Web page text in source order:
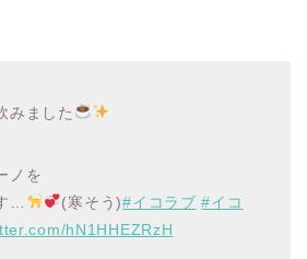
みました
ノを
…
(寒そう)#イコラブ #イコ
hN1HHEZRzH